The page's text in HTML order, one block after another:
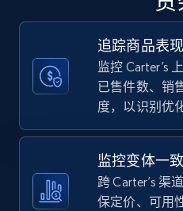
Specifications, Image urls,
more.
875+
URL, Title, Available,
price, Final price,
追踪商品表现
监控 Carter’s
已售件数、销
度，以识别优
监控变体一
跨 Carter’s 渠
保定价、可用